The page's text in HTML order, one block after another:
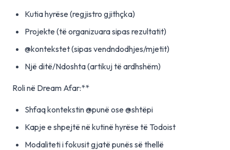
Kutia hyrëse (regjistro gjithçka)
Projekte (të organizuara sipas rezultatit)
@kontekstet (sipas vendndodhjes/mjetit)
Një ditë/Ndoshta (artikuj të ardhshëm)
Roli në Dream Afar:**
Shfaq kontekstin @punë ose @shtëpi
Kapje e shpejtë në kutinë hyrëse të Todoist
Modaliteti i fokusit gjatë punës së thellë